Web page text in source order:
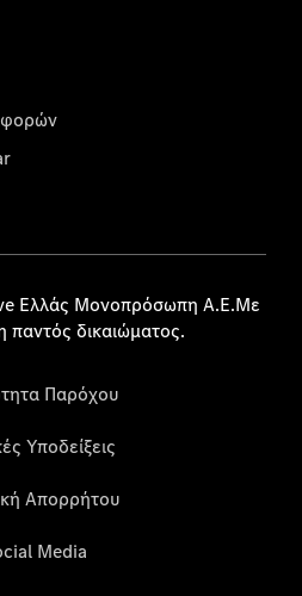
Ελλάς Μονοπρόσωπη Α.Ε.Με
παντός δικαιώματος.
Παρόχου
Υποδείξεις
Απορρήτου
Media